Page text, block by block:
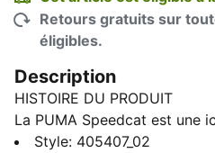
Retours gratuits sur
éligibles.
Description
HISTOIRE DU PRODUIT
La PUMA Speedcat est une
sport automobile et de la
Style: 405407_02